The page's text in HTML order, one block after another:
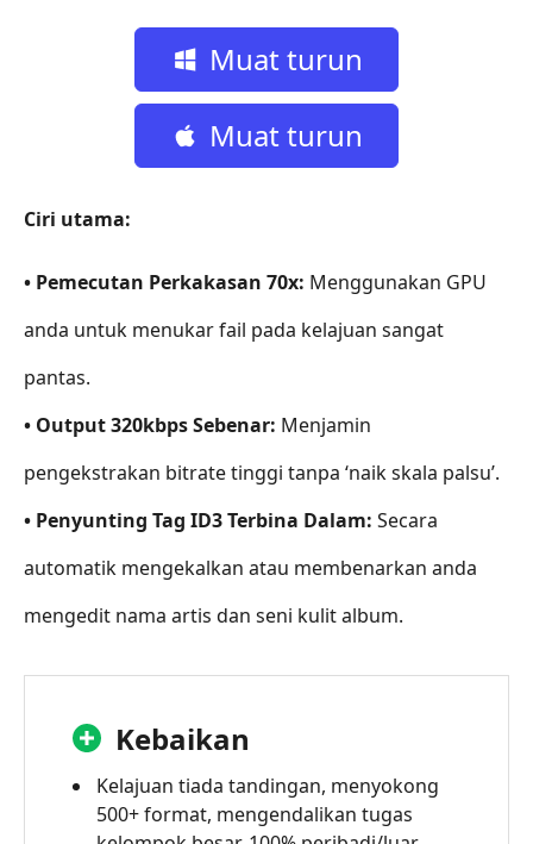
Muat turun
percuma
Muat turun
Ciri utama:
• Pemecutan Perkakasan 70x: Menggunakan GPU
anda untuk menukar fail pada kelajuan sangat
pantas.
• Output 320kbps Sebenar: Menjamin
pengekstrakan bitrate tinggi tanpa ‘naik skala palsu’.
• Penyunting Tag ID3 Terbina Dalam: Secara
automatik mengekalkan atau membenarkan anda
mengedit nama artis dan seni kulit album.
Kebaikan
Kelajuan tiada tandingan, menyokong
500+ format, mengendalikan tugas